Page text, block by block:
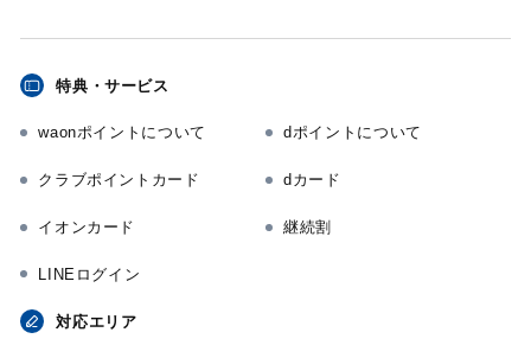
特典・サービス
waonポイントについて dポイントについて
クラブポイントカード dカード
イオンカード 継続割
LINEログイン
対応エリア